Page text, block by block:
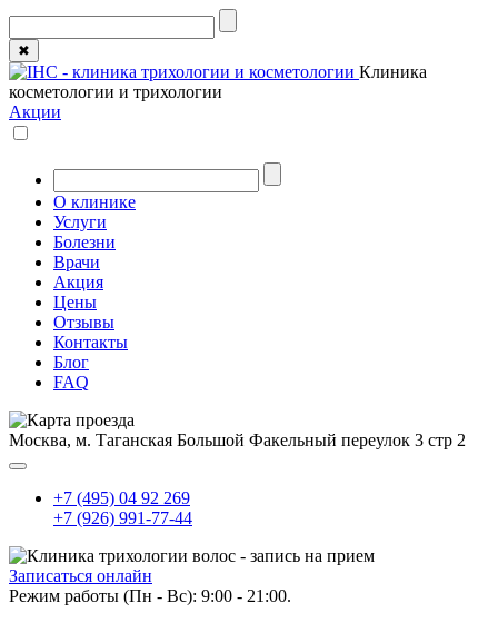
✖
Клиника
косметологии и трихологии
Акции
О клинике
Услуги
Болезни
Врачи
Акция
Цены
Отзывы
Контакты
Блог
FAQ
Москва, м. Таганская Большой Факельный переулок 3 стр 2
+7 (495) 04 92 269
+7 (926) 991-77-44
Записаться онлайн
Режим работы (Пн - Вс): 9:00 - 21:00.